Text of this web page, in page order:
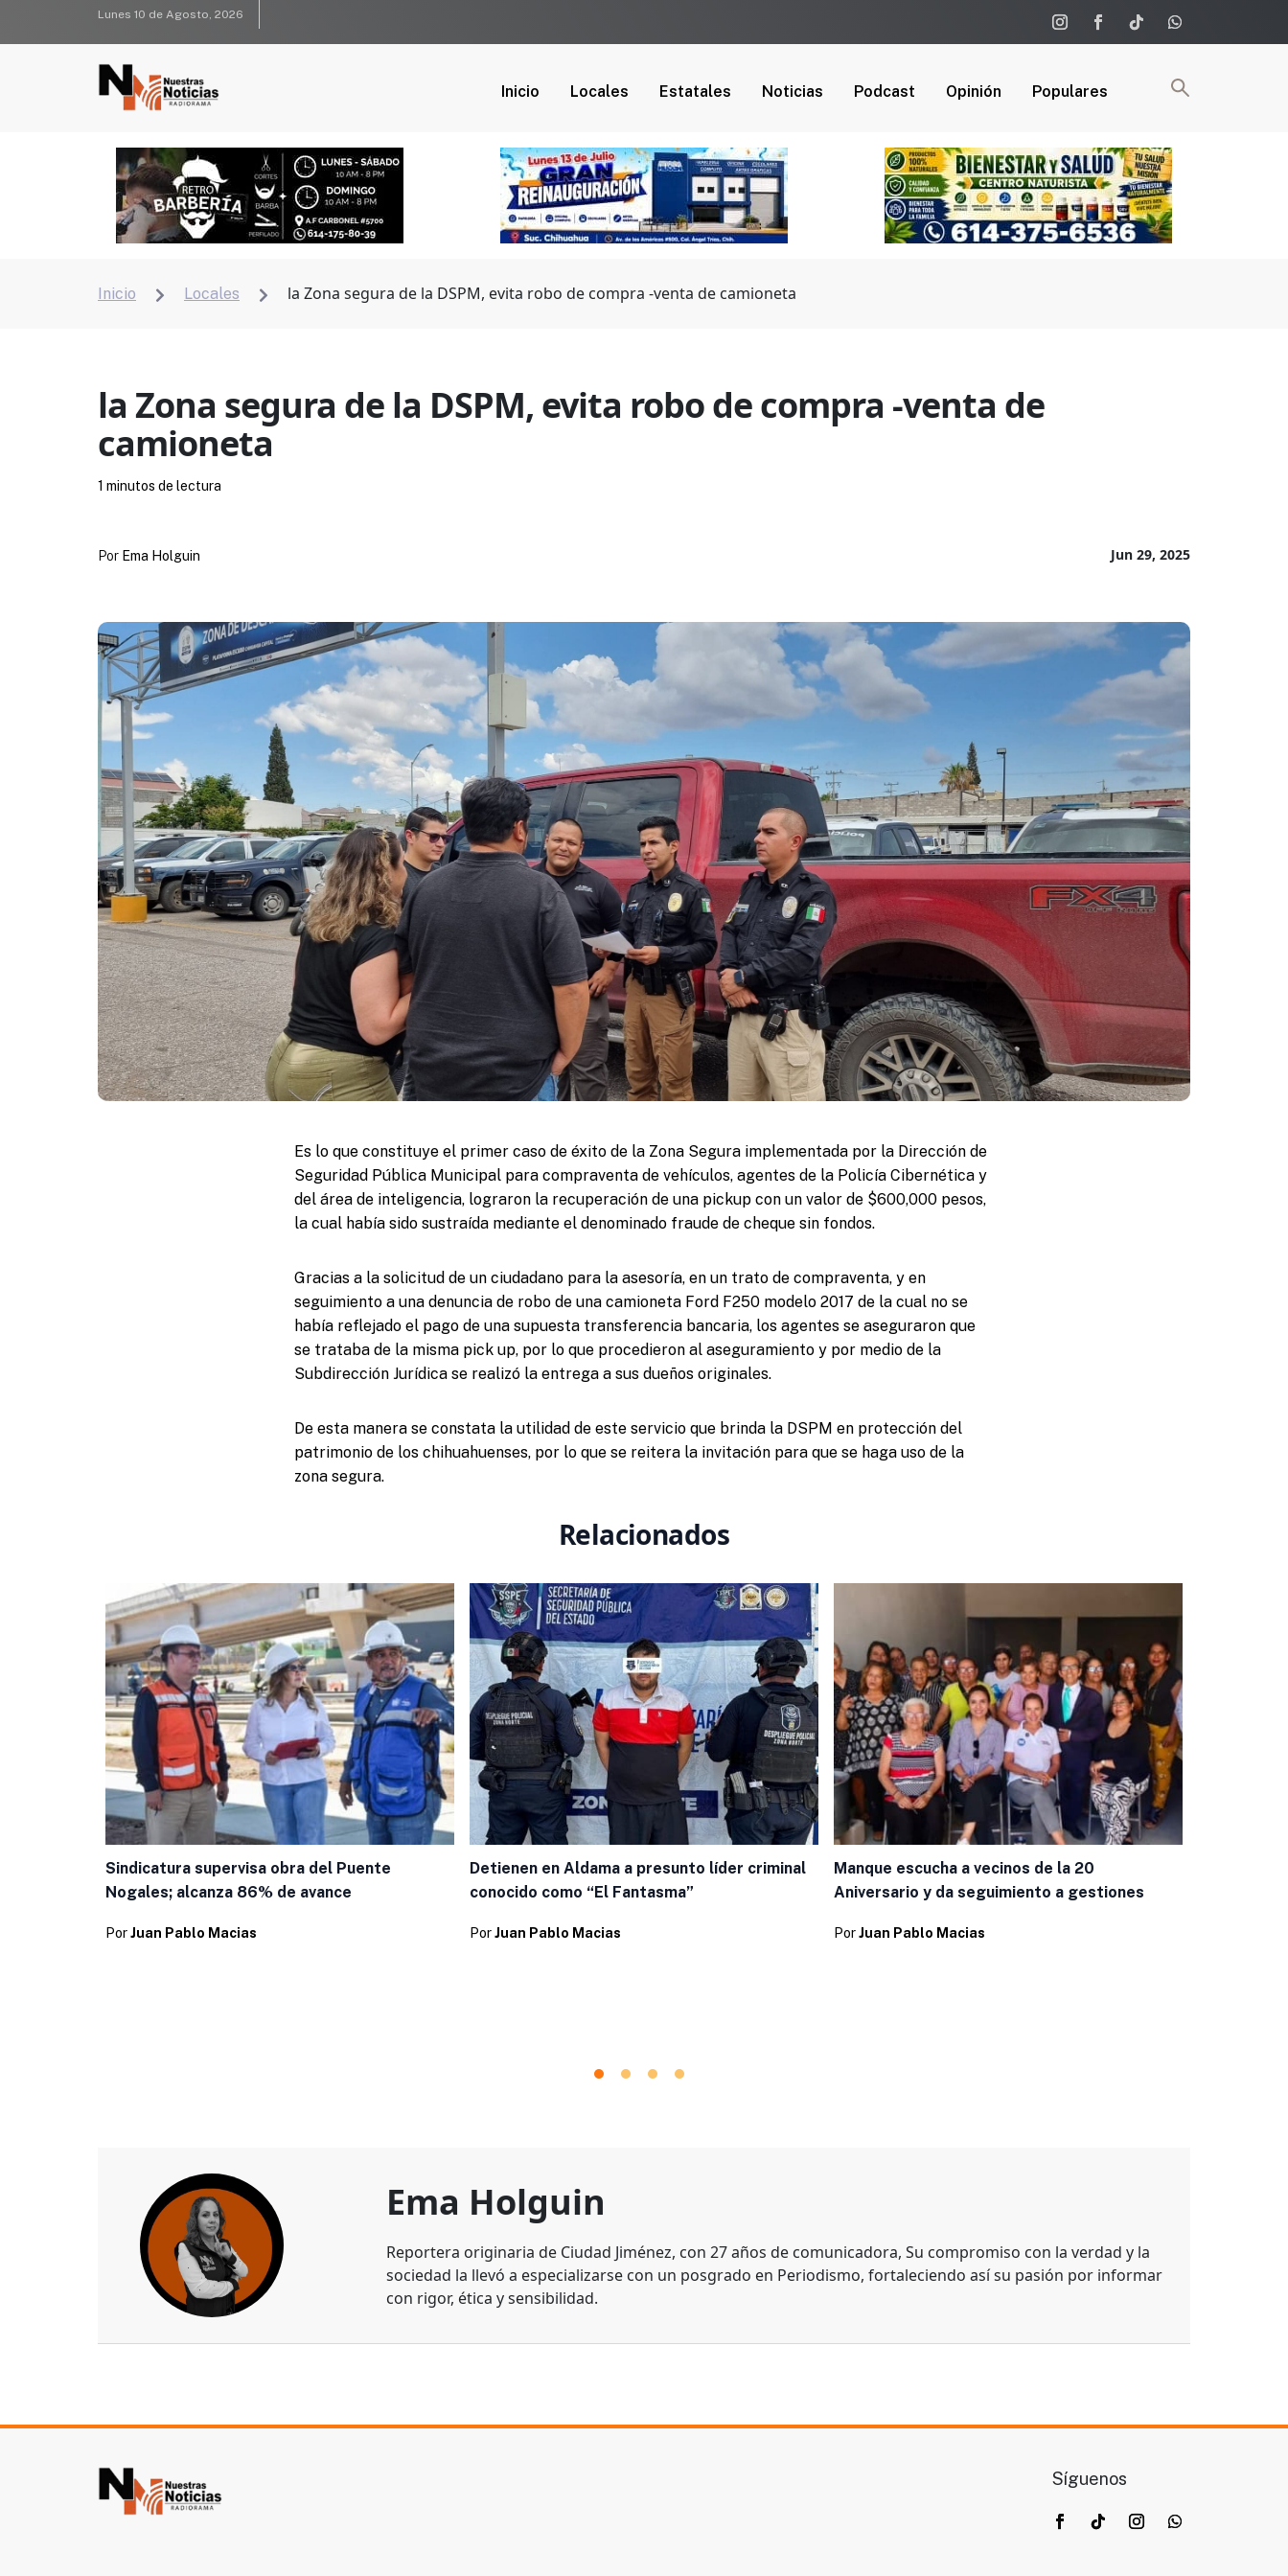
Lunes 10 de Agosto, 2026
Inicio Locales Estatales Noticias Podcast Opinión Populares
Inicio  Locales  la Zona segura de la DSPM, evita robo de compra -venta de camioneta
la Zona segura de la DSPM, evita robo de compra -venta de
camioneta
Jun 29, 2025
Por Ema Holguin
1 minutos de lectura
Es lo que constituye el primer caso de éxito de la Zona Segura implementada por la Dirección de
Seguridad Pública Municipal para compraventa de vehículos, agentes de la Policía Cibernética y
del área de inteligencia, lograron la recuperación de una pickup con un valor de $600,000 pesos,
la cual había sido sustraída mediante el denominado fraude de cheque sin fondos.
Gracias a la solicitud de un ciudadano para la asesoría, en un trato de compraventa, y en
seguimiento a una denuncia de robo de una camioneta Ford F250 modelo 2017 de la cual no se
había reflejado el pago de una supuesta transferencia bancaria, los agentes se aseguraron que
se trataba de la misma pick up, por lo que procedieron al aseguramiento y por medio de la
Subdirección Jurídica se realizó la entrega a sus dueños originales.
De esta manera se constata la utilidad de este servicio que brinda la DSPM en protección del
patrimonio de los chihuahuenses, por lo que se reitera la invitación para que se haga uso de la
zona segura.
Relacionados
Sindicatura supervisa obra del Puente
Nogales; alcanza 86% de avance
PorJuan Pablo Macias
Detienen en Aldama a presunto líder criminal
conocido como “El Fantasma”
PorJuan Pablo Macias
Manque escucha a vecinos de la 20
Aniversario y da seguimiento a gestiones
PorJuan Pablo Macias
Ema Holguin
Reportera originaria de Ciudad Jiménez, con 27 años de comunicadora, Su compromiso con la verdad y la
sociedad la llevó a especializarse con un posgrado en Periodismo, fortaleciendo así su pasión por informar
con rigor, ética y sensibilidad.
Síguenos